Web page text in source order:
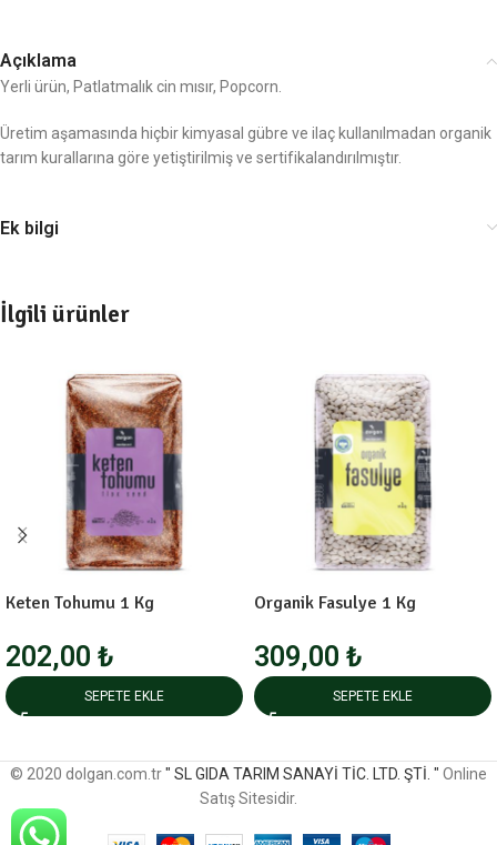
Açıklama
Yerli ürün, Patlatmalık cin mısır, Popcorn.
Üretim aşamasında hiçbir kimyasal gübre ve ilaç kullanılmadan organik
tarım kurallarına göre yetiştirilmiş ve sertifikalandırılmıştır.
Ek bilgi
İlgili ürünler
Keten Tohumu 1 Kg
202,00 ₺
SEPETE EKLE
Organik Fasulye 1 Kg
309,00 ₺
SEPETE EKLE
© 2020 dolgan.com.tr" SL GIDA TARIM SANAYİ TİC. LTD. ŞTİ. " Online
Satış Sitesidir.